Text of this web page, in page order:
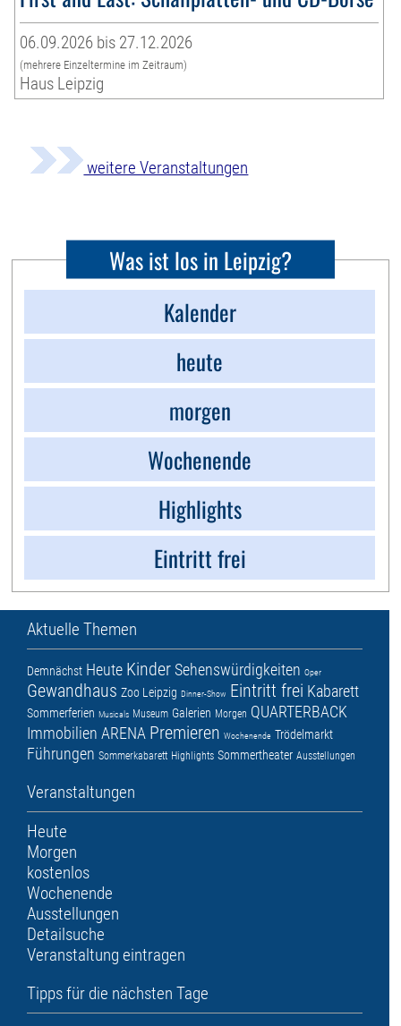
06.09.2026 bis 27.12.2026
(mehrere Einzeltermine im Zeitraum)
Haus Leipzig
weitere Veranstaltungen
Was ist los in Leipzig?
Kalender
heute
morgen
Wochenende
Highlights
Eintritt frei
Aktuelle Themen
Demnächst Heute KinderSehenswürdigkeiten Oper
Gewandhaus Zoo Leipzig Dinner-Show Eintritt frei Kabarett
Sommerferien Musicals Museum Galerien Morgen QUARTERBACK
Immobilien ARENA Premieren Wochenende Trödelmarkt
Führungen Sommerkabarett Highlights Sommertheater Ausstellungen
Veranstaltungen
Heute
Morgen
kostenlos
Wochenende
Ausstellungen
Detailsuche
Veranstaltung eintragen
Tipps für die nächsten Tage